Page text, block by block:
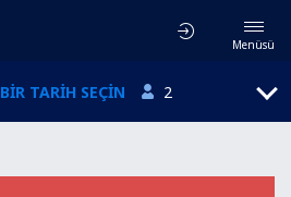
Menüsü
BIR TARIH SEÇIN 2